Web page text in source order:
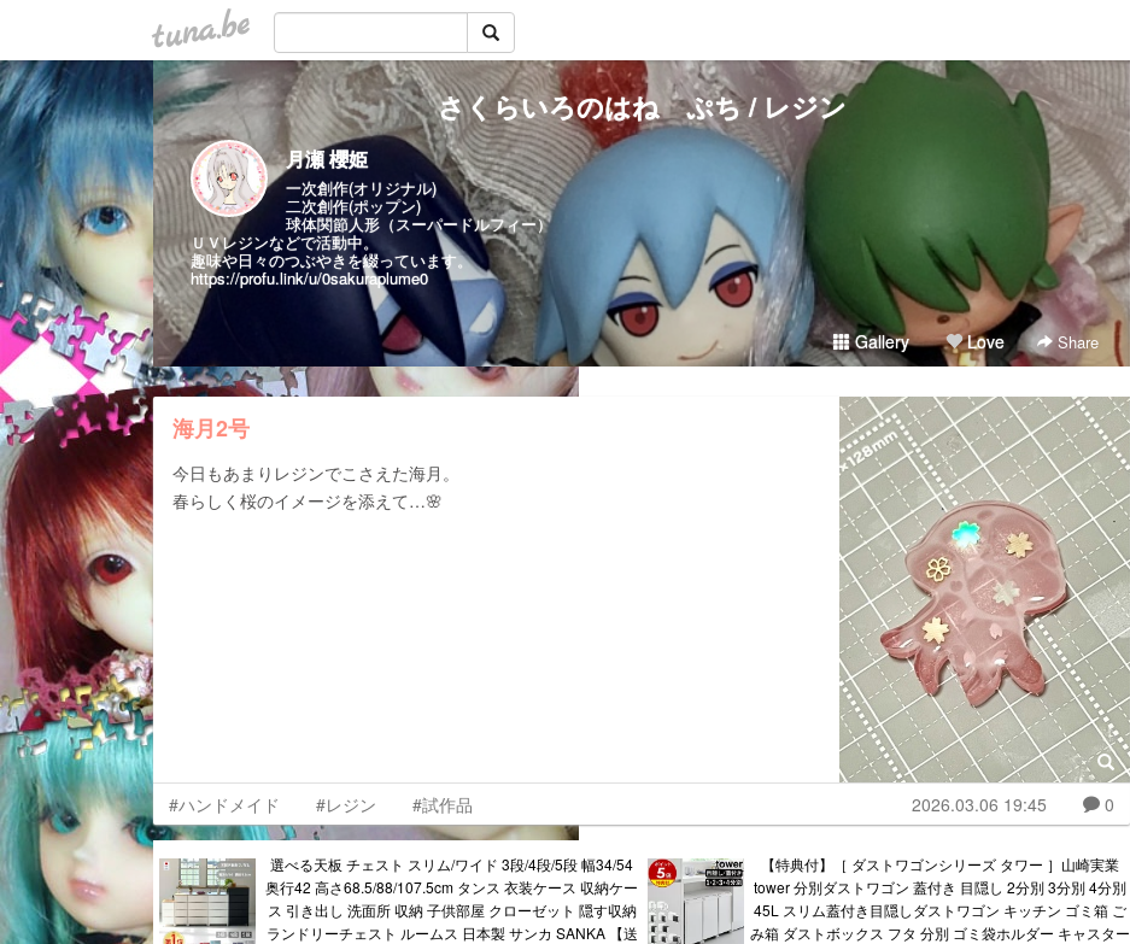
tuna.be
さくらいろのはね ぷち / レジン
月瀬 櫻姫
一次創作(オリジナル)
二次創作(ポップン)
球体関節人形（スーパードルフィー）
ＵＶレジンなどで活動中。
趣味や日々のつぶやきを綴っています。
https://profu.link/u/0sakuraplume0
Gallery Love Share
海月2号
今日もあまりレジンでこさえた海月。
春らしく桜のイメージを添えて…🌸
#ハンドメイド #レジン #試作品 2026.03.06 19:45 0
選べる天板 チェスト スリム/ワイド 3段/4段/5段 幅34/54
奥行42 高さ68.5/88/107.5cm タンス 衣装ケース 収納ケー
ス 引き出し 洗面所 収納 子供部屋 クローゼット 隠す収納
ランドリーチェスト ルームス 日本製 サンカ SANKA 【送
【特典付】［ ダストワゴンシリーズ タワー ］山崎実業
tower 分別ダストワゴン 蓋付き 目隠し 2分別 3分別 4分別
45L スリム蓋付き目隠しダストワゴン キッチン ゴミ箱 ご
み箱 ダストボックス フタ 分別 ゴミ袋ホルダー キャスター